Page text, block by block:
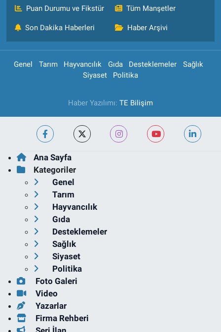
Puan Durumu ve Fikstür Tüm Manşetler
Son Dakika Haberleri Haber Arşivi
Genel Tarım Hayvancılık Gıda Desteklemeler
Sağlık
Siyaset
Politika
Haber Yazılımı: TE Bilişim
Ana Sayfa
Kategoriler
Genel
Tarım
Hayvancılık
Gıda
Desteklemeler
Sağlık
Siyaset
Politika
Foto Galeri
Video
Yazarlar
Firma Rehberi